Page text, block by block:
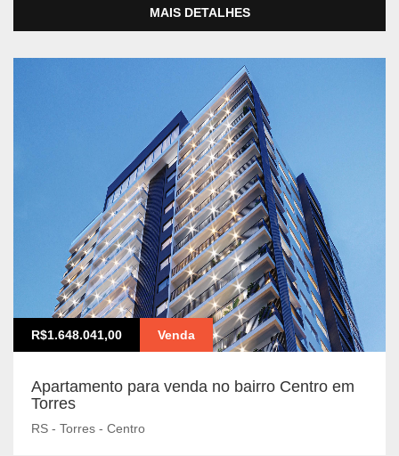
MAIS DETALHES
R$1.648.041,00 Venda
Apartamento para venda no bairro Centro em
Torres
RS - Torres - Centro